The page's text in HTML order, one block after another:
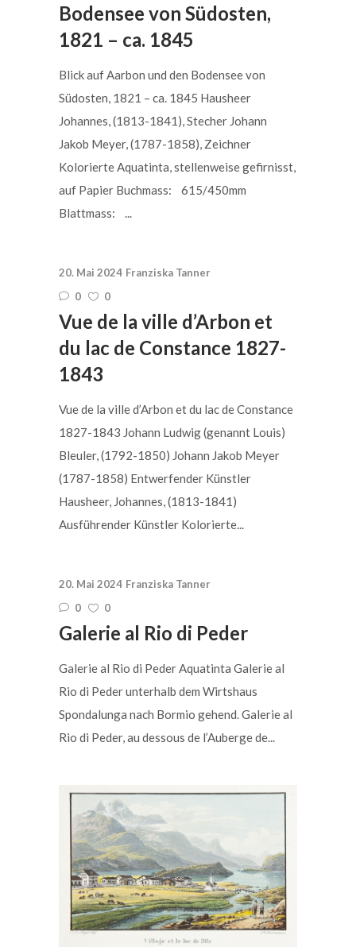
Bodensee von Südosten,
1821 – ca. 1845
Blick auf Aarbon und den Bodensee von
Südosten, 1821 – ca. 1845 Hausheer
Johannes, (1813-1841), Stecher Johann
Jakob Meyer, (1787-1858), Zeichner
Kolorierte Aquatinta, stellenweise gefirnisst,
auf Papier Buchmass: 615/450mm
Blattmass: ...
20. Mai 2024 Franziska Tanner
0
0
Vue de la ville d’Arbon et
du lac de Constance 1827-
1843
Vue de la ville d’Arbon et du lac de Constance
1827-1843 Johann Ludwig (genannt Louis)
Bleuler, (1792-1850) Johann Jakob Meyer
(1787-1858) Entwerfender Künstler
Hausheer, Johannes, (1813-1841)
Ausführender Künstler Kolorierte...
20. Mai 2024 Franziska Tanner
0
0
Galerie al Rio di Peder
Galerie al Rio di Peder Aquatinta Galerie al
Rio di Peder unterhalb dem Wirtshaus
Spondalunga nach Bormio gehend. Galerie al
Rio di Peder, au dessous de l’Auberge de...